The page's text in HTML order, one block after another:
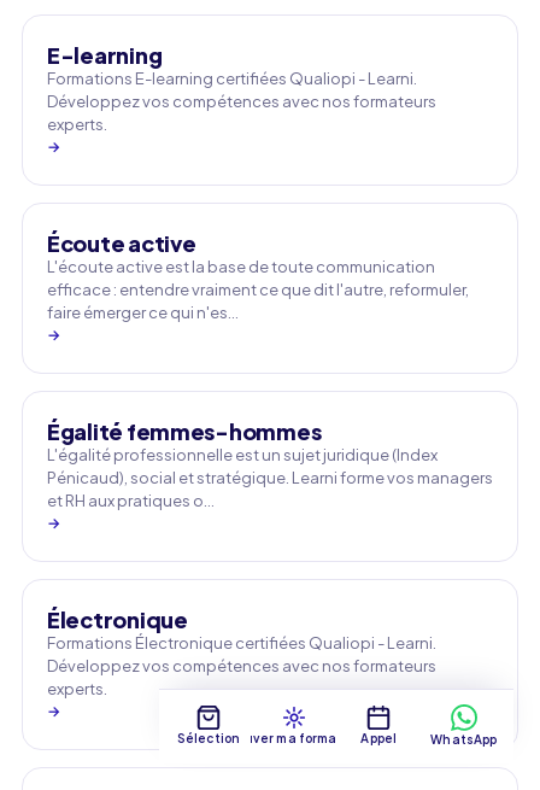
E-learning
Formations E-learning certifiées Qualiopi - Learni.
Développez vos compétences avec nos formateurs
experts.
→
Écoute active
L'écoute active est la base de toute communication
efficace : entendre vraiment ce que dit l'autre, reformuler,
faire émerger ce qui n'es…
→
Égalité femmes-hommes
L'égalité professionnelle est un sujet juridique (Index
Pénicaud), social et stratégique. Learni forme vos managers
et RH aux pratiques o…
→
Électronique
Formations Électronique certifiées Qualiopi - Learni.
Développez vos compétences avec nos formateurs
experts.
→
SélectionTrouver ma formationAppel WhatsApp